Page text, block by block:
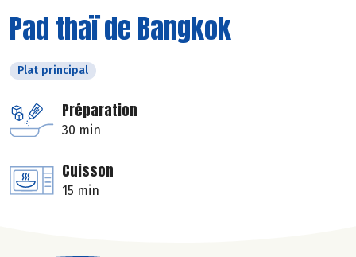
Pad thaï de Bangkok
Plat principal
Préparation
30 min
Cuisson
15 min